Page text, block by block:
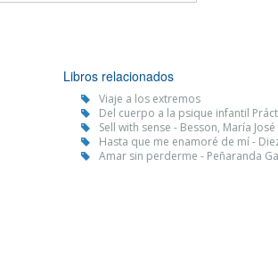
Libros relacionados
Viaje a los extremos
Del cuerpo a la psique infantil
Sell with sense - Besson, María José
Hasta que me enamoré de mí -
Amar sin perderme - Peñaranda